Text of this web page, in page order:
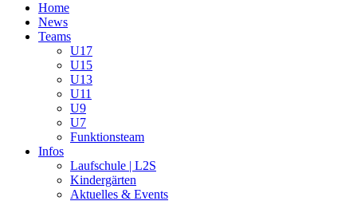
Home
News
Teams
U17
U15
U13
U11
U9
U7
Funktionsteam
Infos
Laufschule | L2S
Kindergärten
Aktuelles & Events